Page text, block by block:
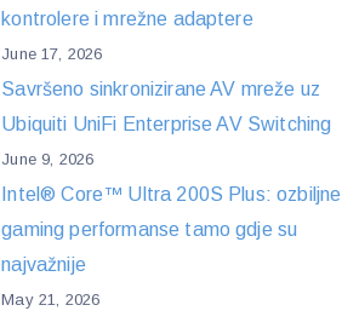
kontrolere i mrežne adaptere
June 17, 2026
Savršeno sinkronizirane AV mreže uz
Ubiquiti UniFi Enterprise AV Switching
June 9, 2026
Intel® Core™ Ultra 200S Plus: ozbiljne
gaming performanse tamo gdje su
najvažnije
May 21, 2026